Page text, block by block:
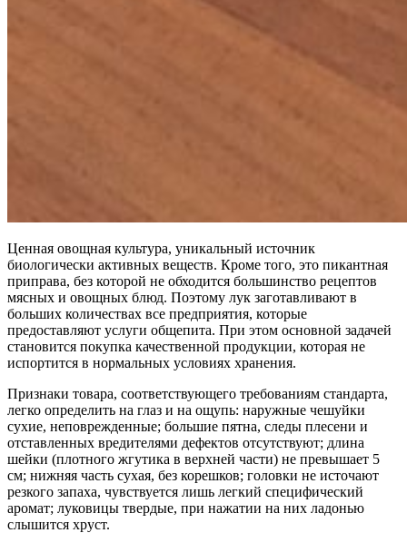
Ценная овощная культура, уникальный источник
биологически активных веществ. Кроме того, это пикантная
приправа, без которой не обходится большинство рецептов
мясных и овощных блюд. Поэтому лук заготавливают в
больших количествах все предприятия, которые
предоставляют услуги общепита. При этом основной задачей
становится покупка качественной продукции, которая не
испортится в нормальных условиях хранения.
Признаки товара, соответствующего требованиям стандарта,
легко определить на глаз и на ощупь: наружные чешуйки
сухие, неповрежденные; большие пятна, следы плесени и
отставленных вредителями дефектов отсутствуют; длина
шейки (плотного жгутика в верхней части) не превышает 5
см; нижняя часть сухая, без корешков; головки не источают
резкого запаха, чувствуется лишь легкий специфический
аромат; луковицы твердые, при нажатии на них ладонью
слышится хруст.